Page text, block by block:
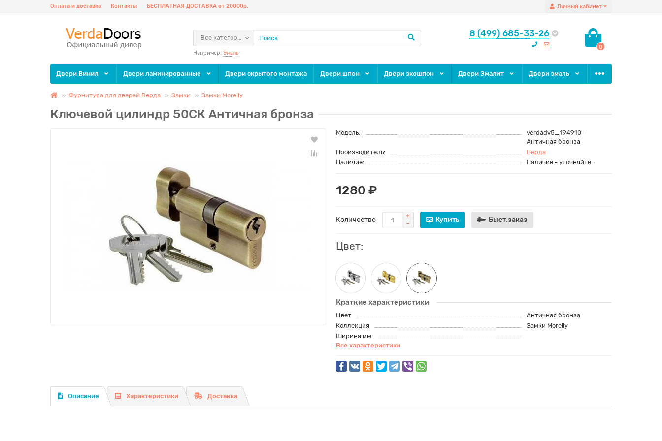
Личный кабинет
Оплата и доставка Контакты БЕСПЛАТНАЯ ДОСТАВКА от 20000р.
8 (499) 685-33-26
0
Все категории
Например: Эмаль
Двери Винил Двери ламинированные Двери скрытого монтажа Двери шпон Двери экошпон Двери Эмалит Двери эмаль
Фурнитура для дверей Верда Замки Замки Morelly
Ключевой цилиндр 50СК Античная бронза
Модель:
verdadv5_194910-
Античная бронза-
Производитель:
Верда
Наличие:
Наличие - уточняйте.
1280 ₽
Количество Купить Быст.заказ
Цвет:
Краткие характеристики
Цвет
Античная бронза
Коллекция
Замки Morelly
Ширина мм.
Все характеристики
Описание Характеристики Доставка